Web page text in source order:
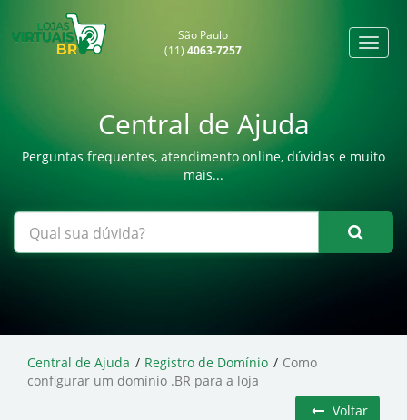
São Paulo
(11)4063-7257
Central de Ajuda
Perguntas frequentes, atendimento online, dúvidas e muito
mais...
Central de Ajuda Registro de Domínio
Como
configurar um domínio .BR para a loja
Voltar